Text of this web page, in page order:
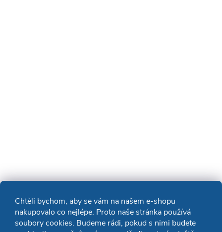
Chtěli bychom, aby se vám na našem e-shopu
nakupovalo co nejlépe. Proto naše stránka používá
soubory cookies. Budeme rádi, pokud s nimi budete